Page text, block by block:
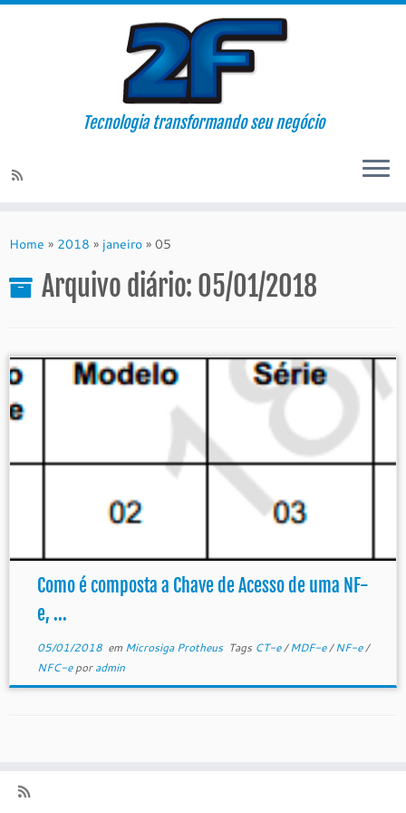
Tecnologia transformando seu negócio
Home » 2018 » janeiro » 05
Arquivo diário: 05/01/2018
Como é composta a Chave de Acesso de uma NF-
e, ...
05/01/2018em Microsiga Protheus Tags CT-e/MDF-e/NF-e/
NFC-eporadmin